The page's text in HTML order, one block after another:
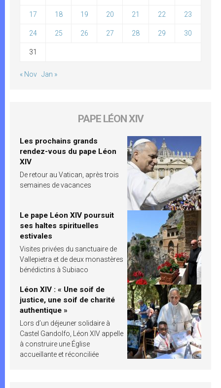
17 18 19 20 21 22 23
24 25 26 27 28 29 30
31
« Nov Jan »
PAPE LÉON XIV
Les prochains grands
rendez-vous du pape Léon
XIV
De retour au Vatican, après trois
semaines de vacances
Le pape Léon XIV poursuit
ses haltes spirituelles
estivales
Visites privées du sanctuaire de
Vallepietra et de deux monastères
bénédictins à Subiaco
Léon XIV : « Une soif de
justice, une soif de charité
authentique »
Lors d’un déjeuner solidaire à
Castel Gandolfo, Léon XIV appelle
à construire une Église
accueillante et réconciliée